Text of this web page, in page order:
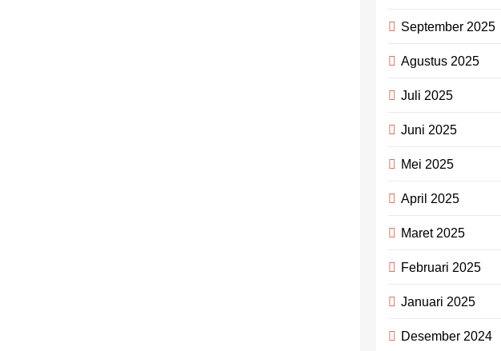
September 2025
Agustus 2025
Juli 2025
Juni 2025
Mei 2025
April 2025
Maret 2025
Februari 2025
Januari 2025
Desember 2024